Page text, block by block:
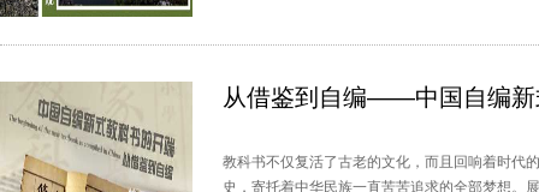
从借鉴到自编——中国自编新
教科书不仅复活了古老的文化，而且回响着时代
史，寄托着中华民族一直苦苦追求的全部梦想。